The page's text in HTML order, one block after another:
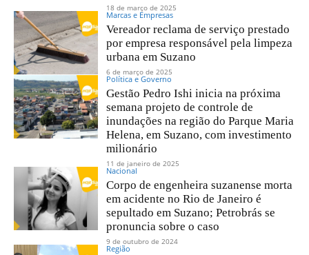
18 de março de 2025
Marcas e Empresas
Vereador reclama de serviço prestado
por empresa responsável pela limpeza
urbana em Suzano
6 de março de 2025
Política e Governo
Gestão Pedro Ishi inicia na próxima
semana projeto de controle de
inundações na região do Parque Maria
Helena, em Suzano, com investimento
milionário
11 de janeiro de 2025
Nacional
Corpo de engenheira suzanense morta
em acidente no Rio de Janeiro é
sepultado em Suzano; Petrobrás se
pronuncia sobre o caso
9 de outubro de 2024
Região